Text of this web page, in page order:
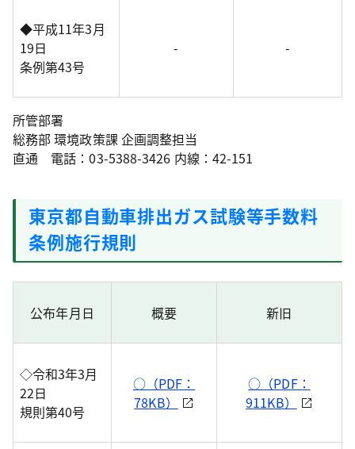
◆平成11年3月
19日
条例第43号
- -
所管部署
総務部 環境政策課 企画調整担当
直通 電話：03-5388-3426 内線：42-151
東京都自動車排出ガス試験等手数料
条例施行規則
公布年月日 概要 新旧
◇令和3年3月
22日
規則第40号
○（PDF：
78KB）
○（PDF：
911KB）